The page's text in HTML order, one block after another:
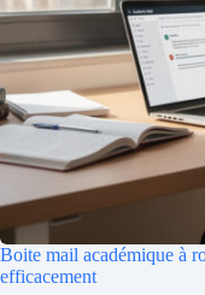
Boite mail académique à
efficacement